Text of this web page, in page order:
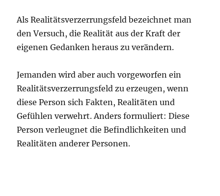
Als Realitätsverzerrungsfeld bezeichnet man
den Versuch, die Realität aus der Kraft der
eigenen Gedanken heraus zu verändern.
Jemanden wird aber auch vorgeworfen ein
Realitätsverzerrungsfeld zu erzeugen, wenn
diese Person sich Fakten, Realitäten und
Gefühlen verwehrt. Anders formuliert: Diese
Person verleugnet die Befindlichkeiten und
Realitäten anderer Personen.